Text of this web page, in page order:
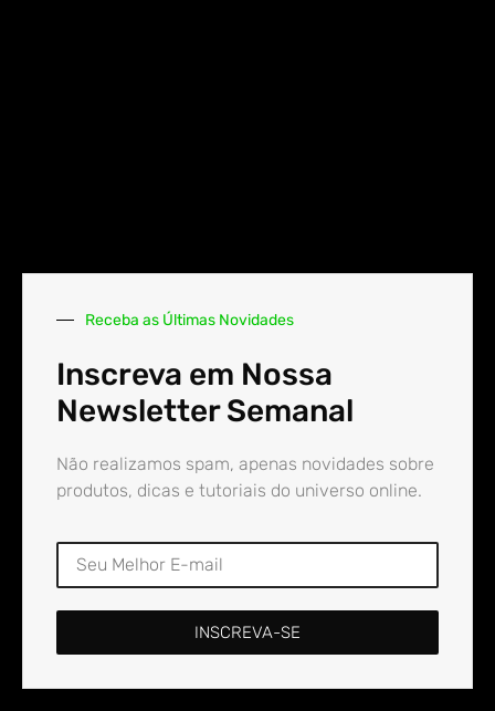
Receba as Últimas Novidades
Inscreva em Nossa
Newsletter Semanal
Não realizamos spam, apenas novidades sobre
produtos, dicas e tutoriais do universo online.
INSCREVA-SE